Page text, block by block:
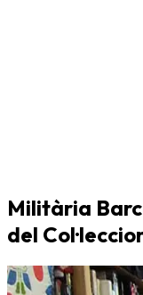
Militària
del